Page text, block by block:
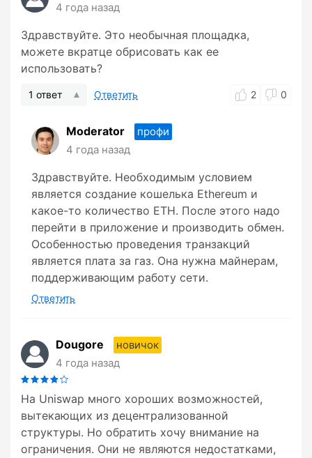
4 года назад
Здравствуйте. Это необычная площадка,
можете вкратце обрисовать как ее
использовать?
1 ответ Ответить 2 0
Moderator
профи
4 года назад
Здравствуйте. Необходимым условием
является создание кошелька Ethereum и
какое-то количество ETH. После этого надо
перейти в приложение и производить обмен.
Особенностью проведения транзакций
является плата за газ. Она нужна майнерам,
поддерживающим работу сети.
Ответить
Dougore
новичок
4 года назад
На Uniswap много хороших возможностей,
вытекающих из децентрализованной
структуры. Но обратить хочу внимание на
ограничения. Они не являются недостатками,